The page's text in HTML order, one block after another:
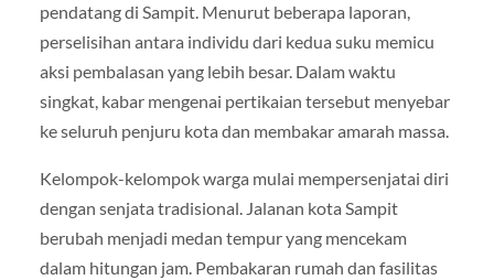
pendatang di Sampit. Menurut beberapa laporan,
perselisihan antara individu dari kedua suku memicu
aksi pembalasan yang lebih besar. Dalam waktu
singkat, kabar mengenai pertikaian tersebut menyebar
ke seluruh penjuru kota dan membakar amarah massa.
Kelompok-kelompok warga mulai mempersenjatai diri
dengan senjata tradisional. Jalanan kota Sampit
berubah menjadi medan tempur yang mencekam
dalam hitungan jam. Pembakaran rumah dan fasilitas